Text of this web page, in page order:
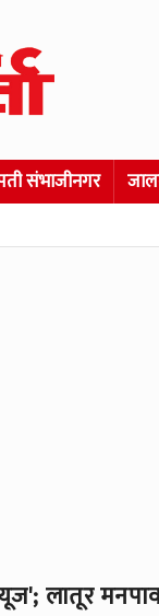
संभाजीनगर
लातूर